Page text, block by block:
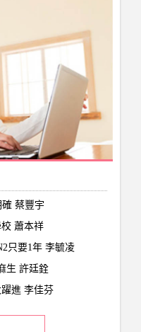
確 蔡豐宇
校 蕭本祥
只要1年 李毓凌
生 許廷銓
躍進 李佳芬